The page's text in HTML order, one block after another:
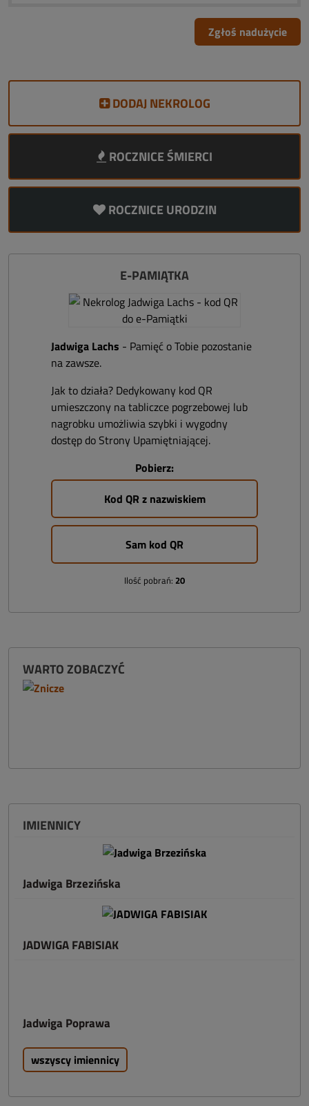
Zgłoś nadużycie
DODAJ NEKROLOG
ROCZNICE ŚMIERCI
ROCZNICE URODZIN
E-PAMIĄTKA
Jadwiga Lachs - Pamięć o Tobie pozostanie
na zawsze.
Jak to działa? Dedykowany kod QR
umieszczony na tabliczce pogrzebowej lub
nagrobku umożliwia szybki i wygodny
dostęp do Strony Upamiętniającej.
Pobierz:
Kod QR z nazwiskiem
Sam kod QR
Ilość pobrań: 20
WARTO ZOBACZYĆ
IMIENNICY
Jadwiga Brzezińska
JADWIGA FABISIAK
Jadwiga Poprawa
wszyscy imiennicy